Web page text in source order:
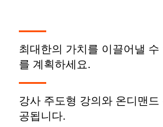
최대한의 가치를 이끌어낼
를 계획하세요.
강사 주도형 강의와 온디맨드
공됩니다.